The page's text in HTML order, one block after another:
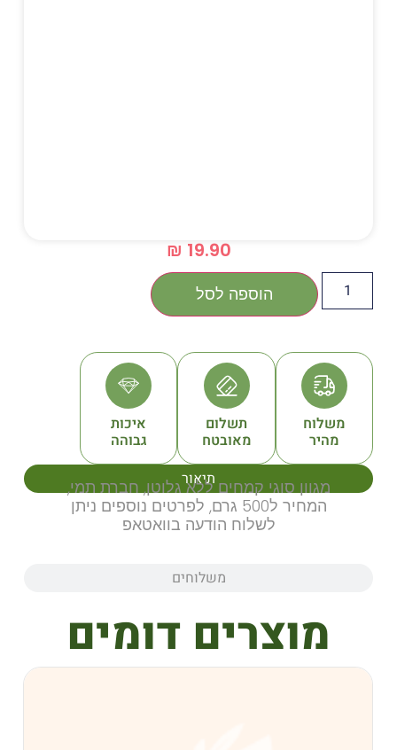
הוספה לסל
תשלום
מאובטח
איכות
גבוהה
תיאור
סוגי קמחים ללא גלוטן, חברת תמי,
המחיר ל500 גרם, לפרטים נוספים ניתן
לשלוח הודעה בוואטאפ
דומים